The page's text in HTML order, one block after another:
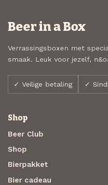
Beer in a Box
Verrassingsboxen met
smaak. Leuk voor jezelf,
✓ Veilige betaling ✓
Shop
Beer Club
Shop
Bierpakket
Bier cadeau